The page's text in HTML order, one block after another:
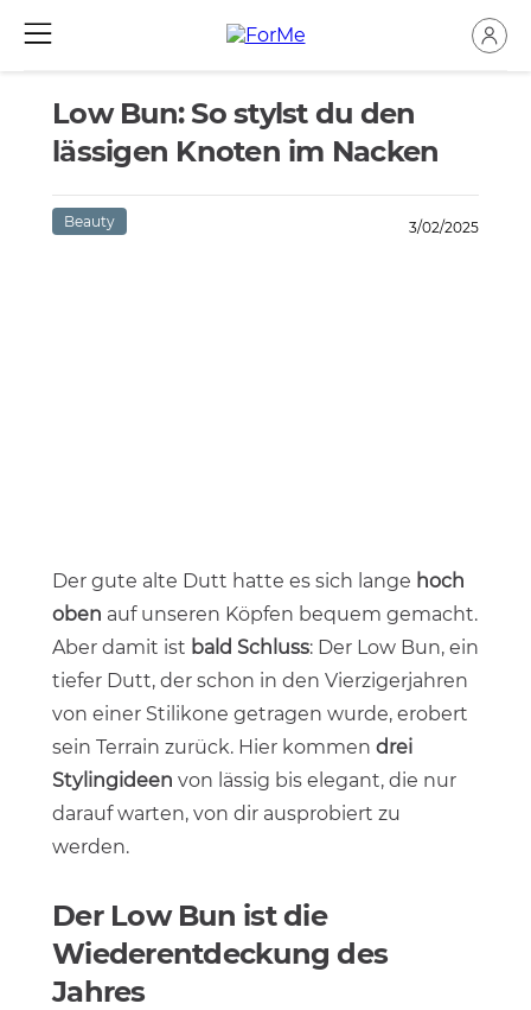
Low Bun: So stylst du den
lässigen Knoten im Nacken
Beauty 3/02/2025
Der gute alte Dutt hatte es sich lange hoch
oben auf unseren Köpfen bequem gemacht.
Aber damit ist bald Schluss: Der Low Bun, ein
tiefer Dutt, der schon in den Vierzigerjahren
von einer Stilikone getragen wurde, erobert
sein Terrain zurück. Hier kommen drei
Stylingideen von lässig bis elegant, die nur
darauf warten, von dir ausprobiert zu
werden.
Der Low Bun ist die
Wiederentdeckung des
Jahres